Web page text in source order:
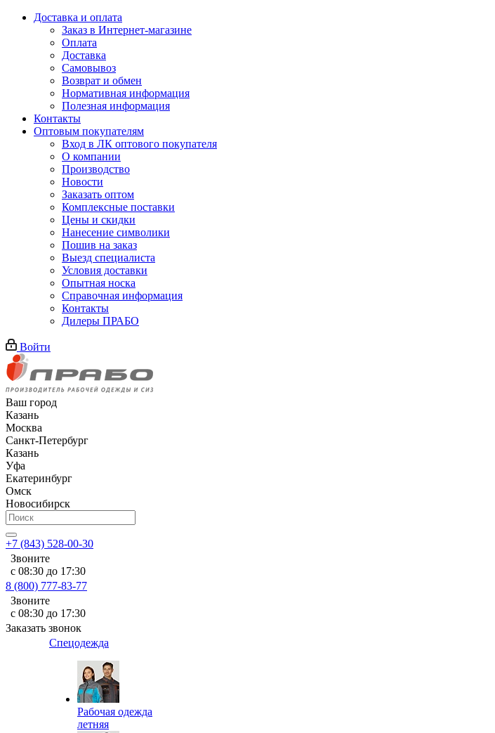
Доставка и оплата
Заказ в Интернет-магазине
Оплата
Доставка
Самовывоз
Возврат и обмен
Нормативная информация
Полезная информация
Контакты
Оптовым покупателям
Вход в ЛК оптового покупателя
О компании
Производство
Новости
Заказать оптом
Комплексные поставки
Цены и скидки
Нанесение символики
Пошив на заказ
Выезд специалиста
Условия доставки
Опытная носка
Справочная информация
Контакты
Дилеры ПРАБО
Войти
Ваш город
Казань
Москва
Санкт-Петербург
Казань
Уфа
Екатеринбург
Омск
Новосибирск
+7 (843) 528-00-30
Звоните
с 08:30 до 17:30
8 (800) 777-83-77
Звоните
с 08:30 до 17:30
Заказать звонок
Спецодежда
Рабочая одежда
летняя